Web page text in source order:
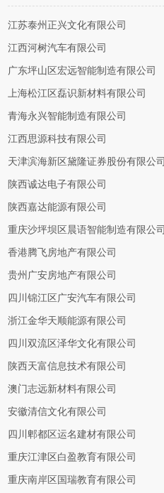
江苏泰州正兴文化有限公司
江西河树汽车有限公司
广东坪山区宏远智能制造有限公司
上海松江区磊识新材料有限公司
青海永兴智能制造有限公司
江西思源科技有限公司
天津滨海新区黛隆证券股份有限公司
陕西诚达电子有限公司
陕西嘉达能源有限公司
重庆沙坪坝区晨语智能制造有限公司
香港腾飞房地产有限公司
贵州广安房地产有限公司
四川锦江区广安汽车有限公司
浙江金华天顺能源有限公司
四川双流区泽华文化有限公司
陕西天富信息技术有限公司
澳门志远新材料有限公司
安徽清信文化有限公司
四川郫都区运名建材有限公司
重庆江津区白盈教育有限公司
重庆南岸区国瑞教育有限公司